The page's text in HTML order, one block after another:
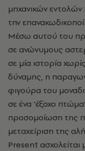
μηχανικών εντολών
την
Μέσω αυτού του
σε ανώνυμους
σε μία ιστορία
δύναμης, η
φιγούρα του
σε ένα ‘έξοχο
προσομοίωση της
μεταχείριση της
Present ασχολείται